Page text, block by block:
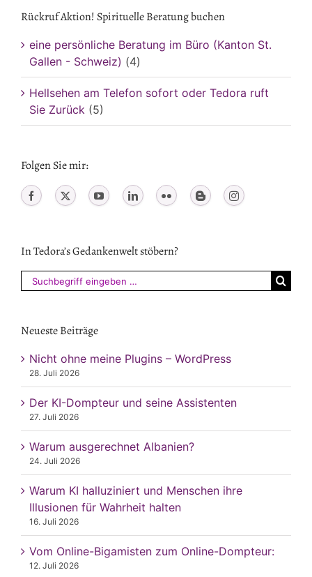
Rückruf Aktion! Spirituelle Beratung buchen
eine persönliche Beratung im Büro (Kanton St.
Gallen - Schweiz) (4)
Hellsehen am Telefon sofort oder Tedora ruft
Sie Zurück (5)
Folgen Sie mir:
In Tedora’s Gedankenwelt stöbern?
Suchen
nach:
Neueste Beiträge
Nicht ohne meine Plugins – WordPress
28. Juli 2026
Der KI-Dompteur und seine Assistenten
27. Juli 2026
Warum ausgerechnet Albanien?
24. Juli 2026
Warum KI halluziniert und Menschen ihre
Illusionen für Wahrheit halten
16. Juli 2026
Vom Online-Bigamisten zum Online-Dompteur:
12. Juli 2026